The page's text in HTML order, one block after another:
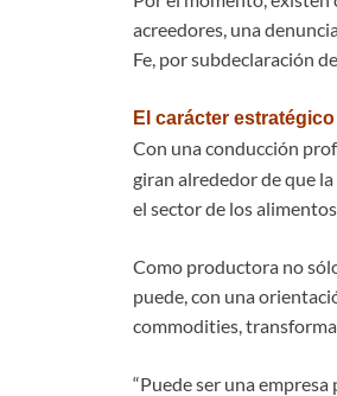
acreedores, una
Fe, por subdeclaración
El carácter estratégico
Con una conducción
giran alrededor de que
el sector de los
Como productora no
puede, con una
commodities,
“Puede ser una